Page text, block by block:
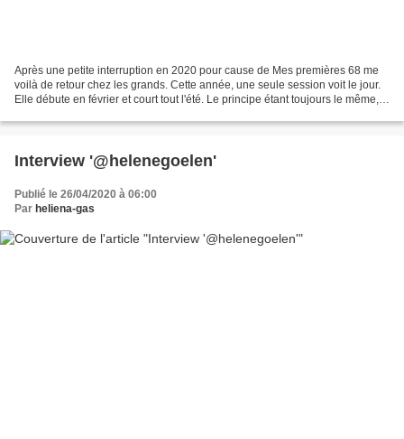
Après une petite interruption en 2020 pour cause de Mes premières 68 me
voilà de retour chez les grands. Cette année, une seule session voit le jour.
Elle débute en février et court tout l'été. Le principe étant toujours le même,
Interview '@helenegoelen'
Publié le 26/04/2020 à 06:00
Par heliena-gas